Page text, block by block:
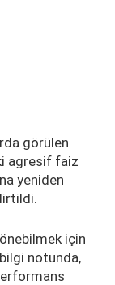
görülen
agresif faiz
yeniden
için
notunda,